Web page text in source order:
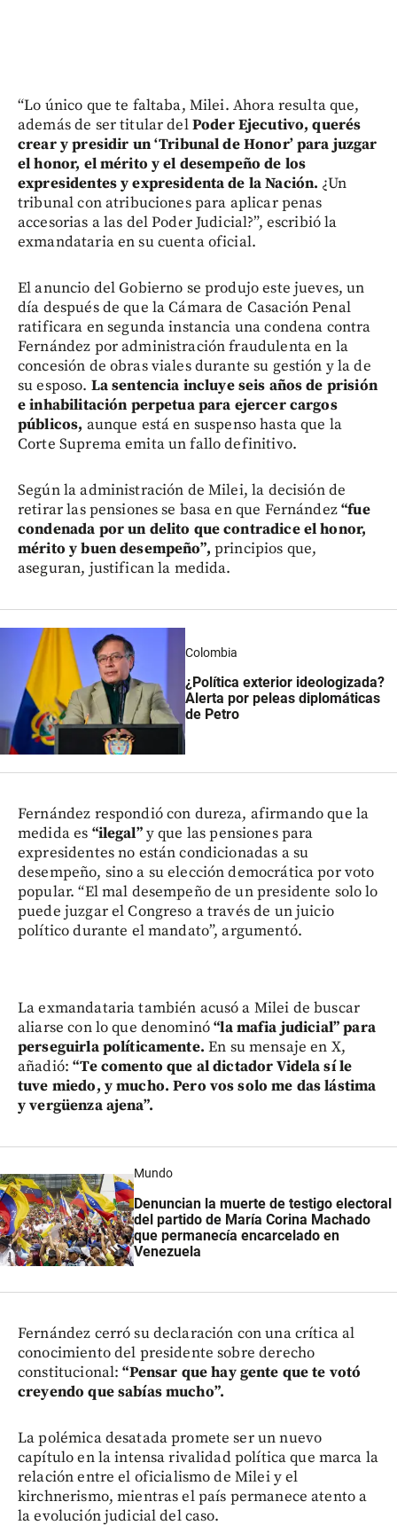
“Lo único que te faltaba, Milei. Ahora resulta que,
además de ser titular delPoder Ejecutivo, querés
crear y presidir un ‘Tribunal de Honor’ para juzgar
el honor, el mérito y el desempeño de los
expresidentes y expresidenta de la Nación. ¿Un
tribunal con atribuciones para aplicar penas
accesorias a las del Poder Judicial?”, escribió la
exmandataria en su cuenta oficial.
El anuncio del Gobierno se produjo este jueves, un
día después de que la Cámara de Casación Penal
ratificara en segunda instancia una condena contra
Fernández por administración fraudulenta en la
concesión de obras viales durante su gestión y la de
su esposo. La sentencia incluye seis años de prisión
e inhabilitación perpetua para ejercer cargos
públicos, aunque está en suspenso hasta que la
Corte Suprema emita un fallo definitivo.
Según la administración de Milei, la decisión de
retirar las pensiones se basa en que Fernández“fue
condenada por un delito que contradice el honor,
mérito y buen desempeño”, principios que,
aseguran, justifican la medida.
Colombia
¿Política exterior ideologizada?
Alerta por peleas diplomáticas
de Petro
Fernández respondió con dureza, afirmando que la
medida es “ilegal”y que las pensiones para
expresidentes no están condicionadas a su
desempeño, sino a su elección democrática por voto
popular. “El mal desempeño de un presidente solo lo
puede juzgar el Congreso a través de un juicio
político durante el mandato”, argumentó.
La exmandataria también acusó a Milei de buscar
aliarse con lo que denominó“la mafia judicial” para
perseguirla políticamente. En su mensaje en X,
añadió:“Te comento que al dictador Videla sí le
tuve miedo, y mucho. Pero vos solo me das lástima
y vergüenza ajena”.
Mundo
Denuncian la muerte de testigo electoral
del partido de María Corina Machado
que permanecía encarcelado en
Venezuela
Fernández cerró su declaración con una crítica al
conocimiento del presidente sobre derecho
constitucional:“Pensar que hay gente que te votó
creyendo que sabías mucho”.
La polémica desatada promete ser un nuevo
capítulo en la intensa rivalidad política que marca la
relación entre el oficialismo de Milei y el
kirchnerismo, mientras el país permanece atento a
la evolución judicial del caso.